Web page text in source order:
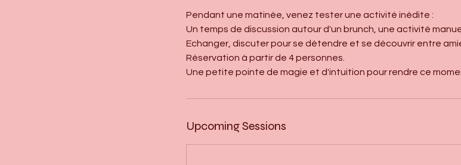
Pendant une matinée, venez tester une activité inédite :
Un temps de discussion autour d'un brunch, une activité
Echanger, discuter pour se détendre et se découvrir entre
Réservation à partir de 4 personnes.
Une petite pointe de magie et d'intuition pour rendre ce
Upcoming Sessions